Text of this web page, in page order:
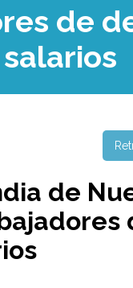
de
salarios
de